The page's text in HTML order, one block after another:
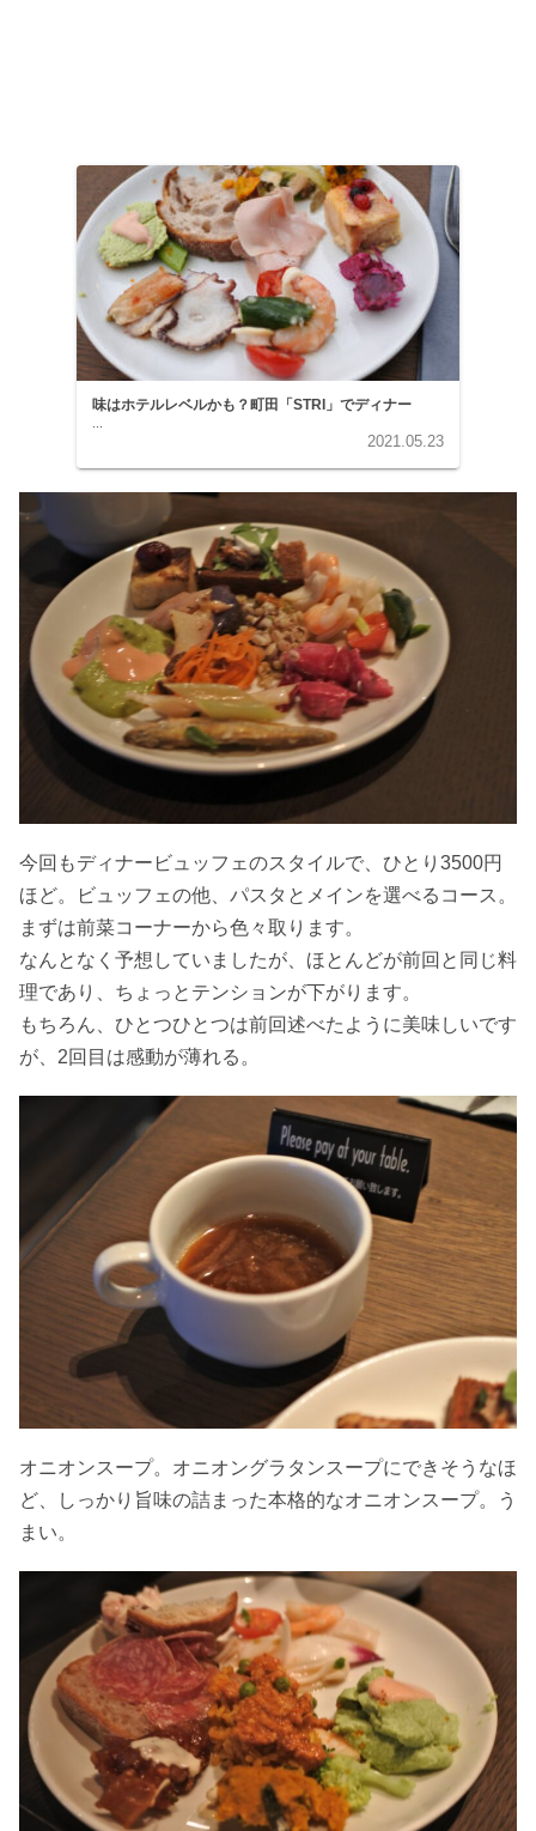
味はホテルレベルかも？町田「STRI」でディナー
2021.05.23
今回もディナービュッフェのスタイルで、ひとり3500円
ほど。ビュッフェの他、パスタとメインを選べるコース。
まずは前菜コーナーから色々取ります。
なんとなく予想していましたが、ほとんどが前回と同じ料
理であり、ちょっとテンションが下がります。
もちろん、ひとつひとつは前回述べたように美味しいです
が、2回目は感動が薄れる。
オニオンスープ。オニオングラタンスープにできそうなほ
ど、しっかり旨味の詰まった本格的なオニオンスープ。う
まい。